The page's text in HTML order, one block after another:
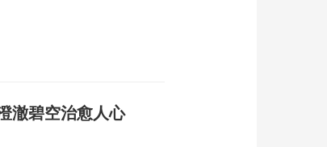
澈碧空治愈人心